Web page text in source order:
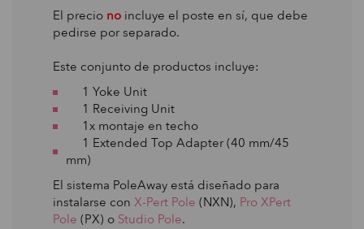
El precio no incluye el poste en sí, que debe
pedirse por separado.
Este conjunto de productos incluye:
1 Yoke Unit
1 Receiving Unit
1x montaje en techo
1 Extended Top Adapter (40 mm/45
mm)
El sistema PoleAway está diseñado para
instalarse con X-Pert Pole (NXN), Pro XPert
Pole (PX) o Studio Pole.